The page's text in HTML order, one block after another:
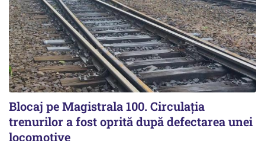
Blocaj pe Magistrala 100. Circulația
trenurilor a fost oprită după defectarea unei
locomotive